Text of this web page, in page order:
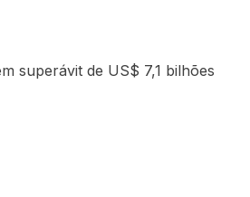
superávit de US$ 7,1 bilhões